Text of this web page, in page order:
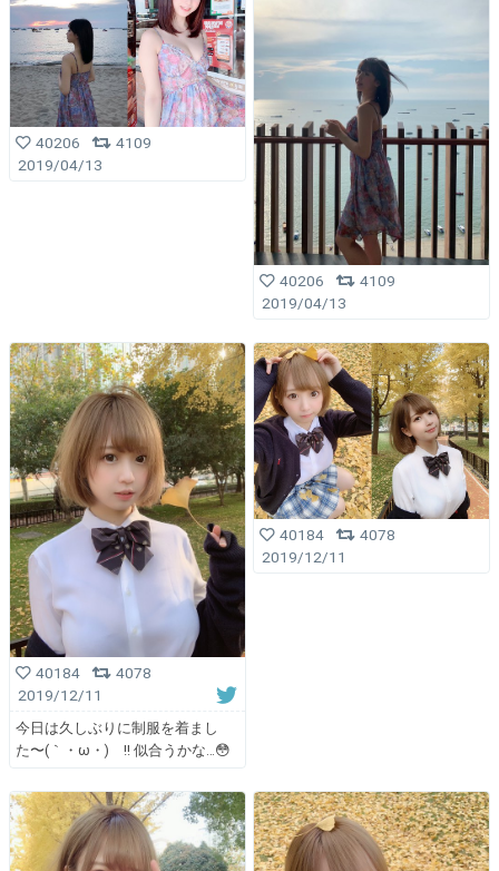
40206
4109
2019/04/13
40206
4109
2019/04/13
40184
4078
2019/12/11
今日は久しぶりに制服を着まし
た〜(｀・ω・)ゞ!! 似合うかな…😳
40184
4078
2019/12/11